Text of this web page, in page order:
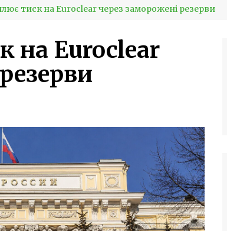
тиск на Euroclear через заморожені резерви
на Euroclear